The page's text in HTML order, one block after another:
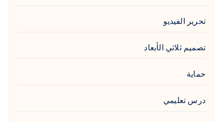
تحرير الفيديو
تصميم ثلاثي الأبعاد
حماية
درس تعليمي